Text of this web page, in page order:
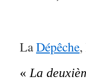
LaDépêche,
«La